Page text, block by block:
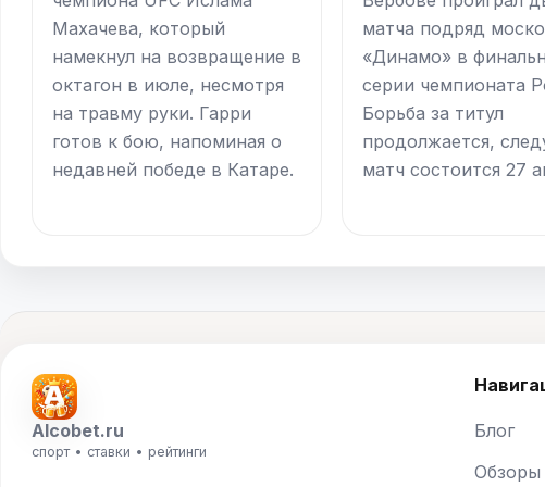
Махачева, который
намекнул на возвращение в
октагон в июле, несмотря
на травму руки. Гарри
готов к бою, напоминая о
недавней победе в Катаре.
матча подряд
«Динамо» в
серии чемпионата
Борьба за титул
продолжается,
матч состоится 27
Alcobet.ru
спорт • ставки • рейтинги
Блог
Обзоры